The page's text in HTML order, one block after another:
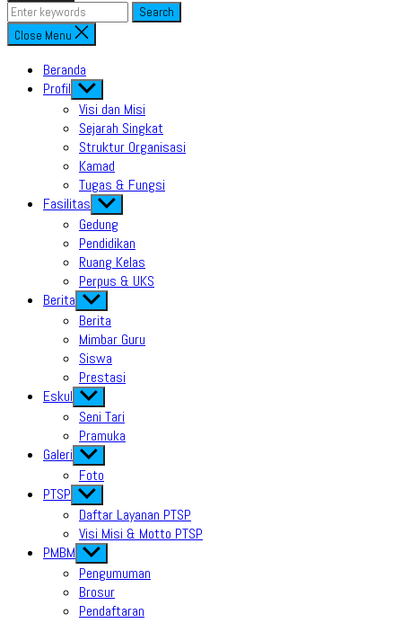
Search
Close Menu
Beranda
Profil Show
sub
menu
Visi dan Misi
Sejarah Singkat
Struktur Organisasi
Kamad
Tugas & Fungsi
Fasilitas Show
sub
menu
Gedung
Pendidikan
Ruang Kelas
Perpus & UKS
Berita Show
sub
menu
Berita
Mimbar Guru
Siswa
Prestasi
Eskul Show
sub
menu
Seni Tari
Pramuka
Galeri Show
sub
menu
Foto
PTSP Show
sub
menu
Daftar Layanan PTSP
Visi Misi & Motto PTSP
PMBM Show
sub
menu
Pengumuman
Brosur
Pendaftaran